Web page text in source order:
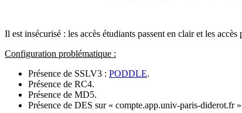
Il est insécurisé : les accès étudiants passent en clair et les
Configuration problématique :
Présence de SSLV3 : PODDLE.
Présence de RC4.
Présence de MD5.
Présence de DES sur « compte.app.univ-paris-diderot.fr